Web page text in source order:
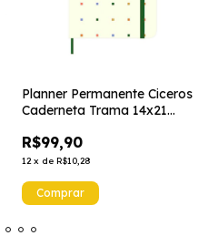
Planner Permanente Ciceros
Caderneta Trama 14x21
R$99,90
12 x de R$10,28